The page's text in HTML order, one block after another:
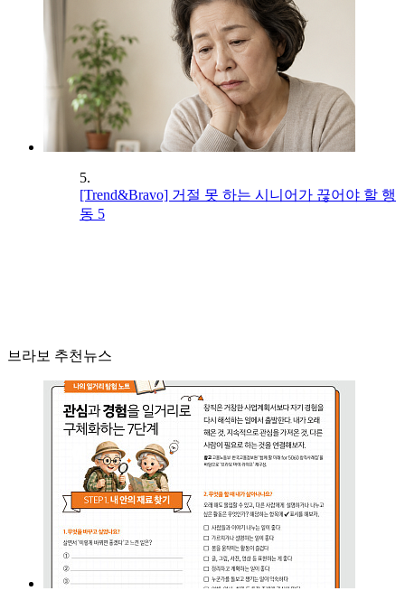
5.
[Trend&Bravo] 거절 못 하는 시니어가 끊어야 할 행
동 5
브라보 추천뉴스